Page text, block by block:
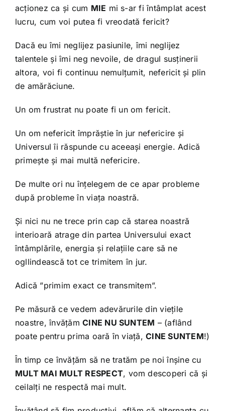
acționez ca și cum MIE mi s-ar fi întâmplat acest
lucru, cum voi putea fi vreodată fericit?
Dacă eu îmi neglijez pasiunile, îmi neglijez
talentele și îmi neg nevoile, de dragul susținerii
altora, voi fi continuu nemulțumit, nefericit și plin
de amărăciune.
Un om frustrat nu poate fi un om fericit.
Un om nefericit împrăștie în jur nefericire și
Universul îi răspunde cu aceeași energie. Adică
primește și mai multă nefericire.
De multe ori nu înțelegem de ce apar probleme
după probleme în viața noastră.
Și nici nu ne trece prin cap că starea noastră
interioară atrage din partea Universului exact
întâmplările, energia și relațiile care să ne
ogllindească tot ce trimitem în jur.
Adică ”primim exact ce transmitem”.
Pe măsură ce vedem adevărurile din viețile
noastre, învățămCINE NU SUNTEM – (aflând
poate pentru prima oară în viață,CINE SUNTEM!)
În timp ce învățăm să ne tratăm pe noi înșine cu
MULT MAI MULT RESPECT, vom descoperi că și
ceilalți ne respectă mai mult.